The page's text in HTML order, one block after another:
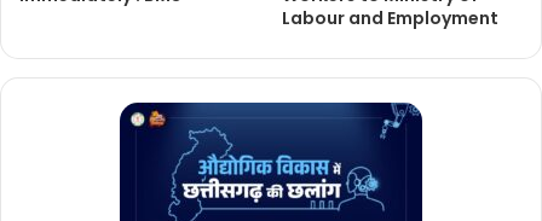
Labour and Employment